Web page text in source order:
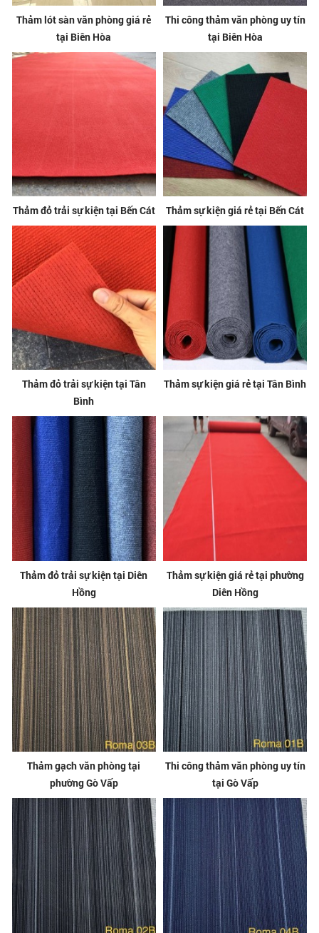
Thảm lót sàn văn phòng giá rẻ
tại Biên Hòa
Thi công thảm văn phòng uy tín
tại Biên Hòa
Thảm đỏ trải sự kiện tại Bến Cát Thảm sự kiện giá rẻ tại Bến Cát
Thảm đỏ trải sự kiện tại Tân
Bình
Thảm sự kiện giá rẻ tại Tân Bình
Thảm đỏ trải sự kiện tại Diên
Hồng
Thảm sự kiện giá rẻ tại phường
Diên Hồng
Thảm gạch văn phòng tại
phường Gò Vấp
Thi công thảm văn phòng uy tín
tại Gò Vấp